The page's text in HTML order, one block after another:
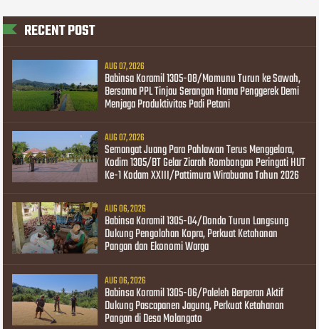
RECENT POST
AUG 07, 2026
Babinsa Koramil 1305-08/Momunu Turun ke Sawah,
Bersama PPL Tinjau Serangan Hama Penggerek Demi
Menjaga Produktivitas Padi Petani
AUG 07, 2026
Semangat Juang Para Pahlawan Terus Menggelora,
Kodim 1305/BT Gelar Ziarah Rombongan Peringati HUT
Ke-1 Kodam XXIII/Pattimura Wirabuana Tahun 2026
AUG 06, 2026
Babinsa Koramil 1305-04/Dondo Turun Langsung
Dukung Pengolahan Kopra, Perkuat Ketahanan
Pangan dan Ekonomi Warga
AUG 06, 2026
Babinsa Koramil 1305-06/Paleleh Berperan Aktif
Dukung Pascapanen Jagung, Perkuat Ketahanan
Pangan di Desa Molangato